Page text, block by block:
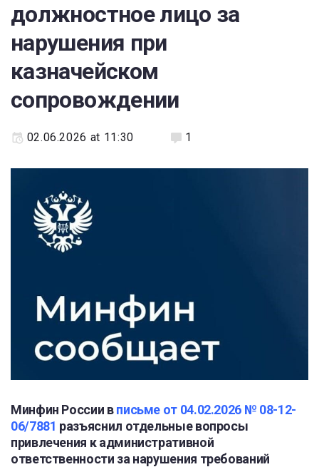
должностное лицо за
нарушения при
казначейском
сопровождении
02.06.2026 at 11:30 1
Минфин России вписьме от 04.02.2026 № 08-12-
06/7881 разъяснил отдельные вопросы
привлечения к административной
ответственности за нарушения требований